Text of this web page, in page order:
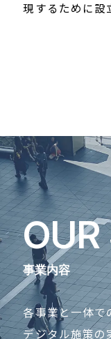
現するために設
OUR
事業内容
各事業と一体で
デジタル施策の